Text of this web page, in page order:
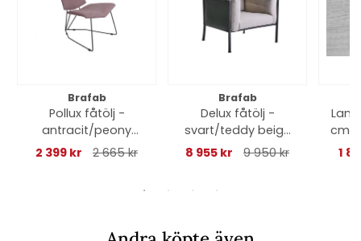
Brafab
Pollux fåtölj -
antracit/peony
dyna
2 399 kr 2 665 kr
Brafab
Delux fåtölj -
svart/teddy beige
dyna
8 955 kr 9 950 kr
cm -
1